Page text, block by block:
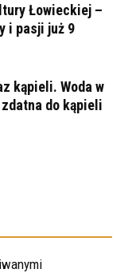
Łowieckiej –
i pasji już 9
kąpieli. Woda w
do kąpieli